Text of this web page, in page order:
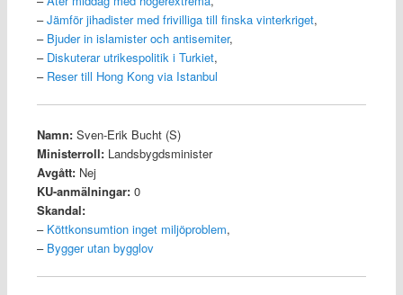
–Jämför jihadister med frivilliga till finska vinterkriget,
– Bjuder in islamister och antisemiter,
– Diskuterar utrikespolitik i Turkiet,
– Reser till Hong Kong via Istanbul
Namn:Sven-Erik Bucht (S)
Ministerroll:Landsbygdsminister
Avgått:Nej
KU-anmälningar:0
Skandal:
– Köttkonsumtion inget miljöproblem,
– Bygger utan bygglov